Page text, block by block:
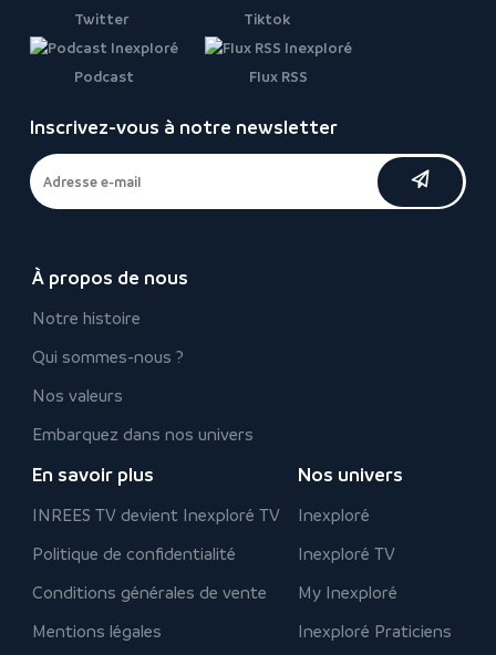
Twitter Tiktok
Podcast Flux RSS
Inscrivez-vous à notre newsletter
À propos de nous
Notre histoire
Qui sommes-nous ?
Nos valeurs
Embarquez dans nos univers
En savoir plus
INREES TV devient Inexploré TV
Politique de confidentialité
Conditions générales de vente
Mentions légales
Nos univers
Inexploré
Inexploré TV
My Inexploré
Inexploré Praticiens